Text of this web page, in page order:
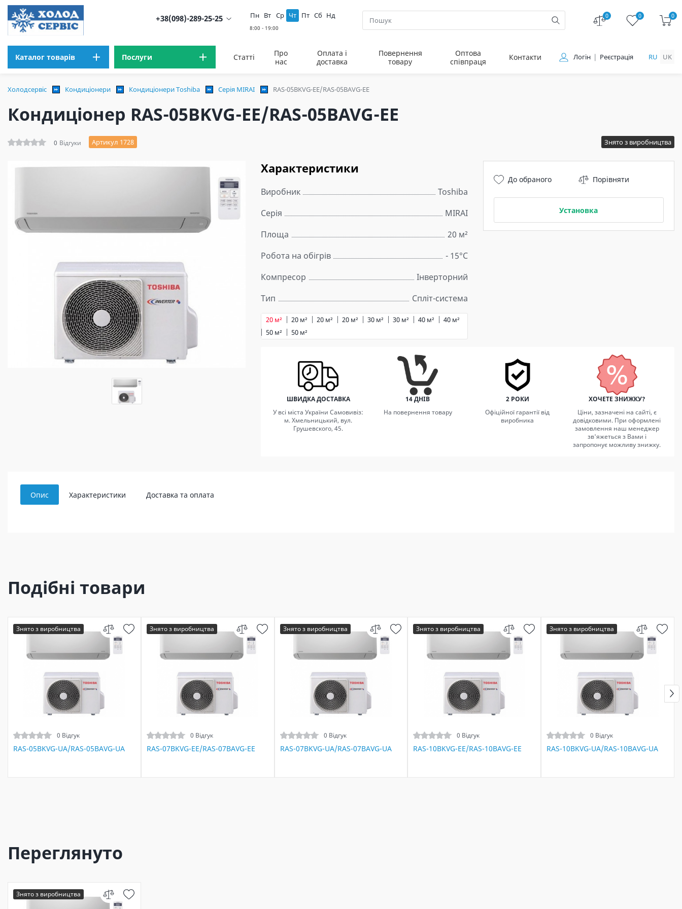
+38(098)-289-25-25 Пн Вт Ср Чт Пт Сб Нд 0 0 0
Каталог товарів Послуги Статті
Про
нас
Оплата і
доставка
Повернення
товару
Оптова
співпраця
Контакти Логін Реєстрація RU UK
Холодсервіс Кондиціонери Кондиціонери Toshiba Серія MIRAI RAS-05BKVG-EE/RAS-05BAVG-EE
Кондиціонер RAS-05BKVG-EE/RAS-05BAVG-EE
0 Відгуки Артикул 1728 Знято з виробництва
Характеристики
Виробник
Toshiba
Серія
MIRAI
Площа
20 м²
Робота на обігрів
- 15°C
Компресор
Інверторний
Тип
Спліт-система
20 м² 20 м² 20 м² 20 м² 30 м² 30 м² 40 м²
40 м²
50 м²
50 м²
До обраного Порівняти
Установка
ШВИДКА ДОСТАВКА
У всі міста України Самовивіз:
м. Хмельницький, вул.
Грушевского, 45.
14 ДНІВ
На повернення товару
2 РОКИ
Офіційної гарантії від
виробника
ХОЧЕТЕ ЗНИЖКУ?
Ціни, зазначені на сайті, є
довідковими. При оформлені
замовлення наш менеджер
зв'яжеться з Вами і
запропонує можливу знижку.
Опис Характеристики Доставка та оплата
Подібні товари
Знято з виробництва
0 Відгук
RAS-05BKVG-UA/RAS-05BAVG-UA
Знято з виробництва
0 Відгук
RAS-07BKVG-EE/RAS-07BAVG-EE
Знято з виробництва
0 Відгук
RAS-07BKVG-UA/RAS-07BAVG-UA
Знято з виробництва
0 Відгук
RAS-10BKVG-EE/RAS-10BAVG-EE
Знято з виробництва
0 Відгук
RAS-10BKVG-UA/RAS-10BAVG-UA
Переглянуто
Знято з виробництва